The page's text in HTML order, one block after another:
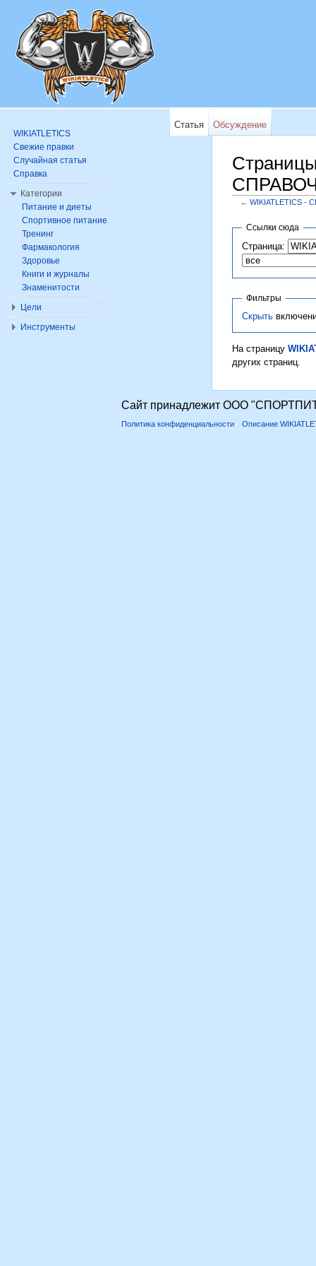
← WIKIATLETICS
Ссылки сюда
Страница:
Фильтры
Скрыть
На страницу
других страниц.
Статья Обсуждение
WIKIATLETICS
Свежие правки
Случайная статья
Справка
Категории
Питание и диеты
Спортивное питание
Тренинг
Фармакология
Здоровье
Книги и журналы
Знаменитости
Цели
Инструменты
Сайт принадлежит ООО
Политика конфиденциальности Описание